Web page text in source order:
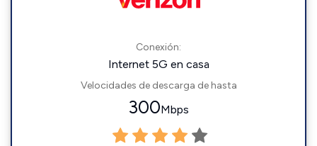
Conexión:
Internet 5G en casa
Velocidades de descarga de hasta
300Mbps